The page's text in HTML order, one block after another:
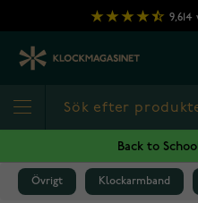
Hoppa till innehållet
9,614
Back to
Övrigt Klockarmband